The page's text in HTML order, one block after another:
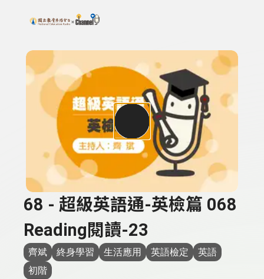
上方功能區塊
搜尋關鍵字：可輸入節目名稱、主持人或關鍵字
68 - 超級英語通-英檢篇 068
Reading閱讀-23
齊斌 終身學習 生活應用 英語檢定
英語
初階